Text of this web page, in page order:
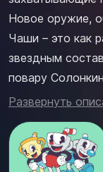
Новое оружие,
Чаши – это как
звездным
повару
переменой
набором боевых
Приобретайте
Развернуть